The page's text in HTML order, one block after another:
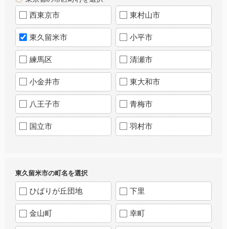
西東京市 東村山市
東久留米市 小平市
練馬区 清瀬市
小金井市 東大和市
八王子市 青梅市
国立市 羽村市
東久留米市の町名を選択
ひばりが丘団地 下里
金山町 幸町